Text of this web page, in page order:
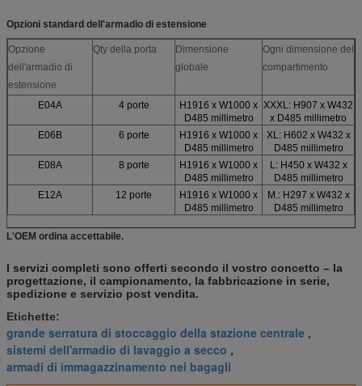
Opzioni standard dell'armadio di estensione
Opzione
dell'armadio di
estensione
Qty della porta
Dimensione
globale
Ogni dimensione del
compartimento
E04A 4 porte
H1916 x W1000 x
D485 millimetro
XXXL: H907 x W432
x D485 millimetro
E06B
6 porte
H1916 x W1000 x
D485 millimetro
XL: H602 x W432 x
D485 millimetro
E08A
8 porte
H1916 x W1000 x
D485 millimetro
L: H450 x W432 x
D485 millimetro
E12A
12 porte
H1916 x W1000 x
D485 millimetro
M.: H297 x W432 x
D485 millimetro
L'OEM ordina accettabile.
I servizi completi sono offerti secondo il vostro concetto – la
progettazione, il campionamento, la fabbricazione in serie,
spedizione e servizio post vendita.
Etichette:
grande serratura di stoccaggio della stazione centrale ,
sistemi dell'armadio di lavaggio a secco ,
armadi di immagazzinamento nei bagagli